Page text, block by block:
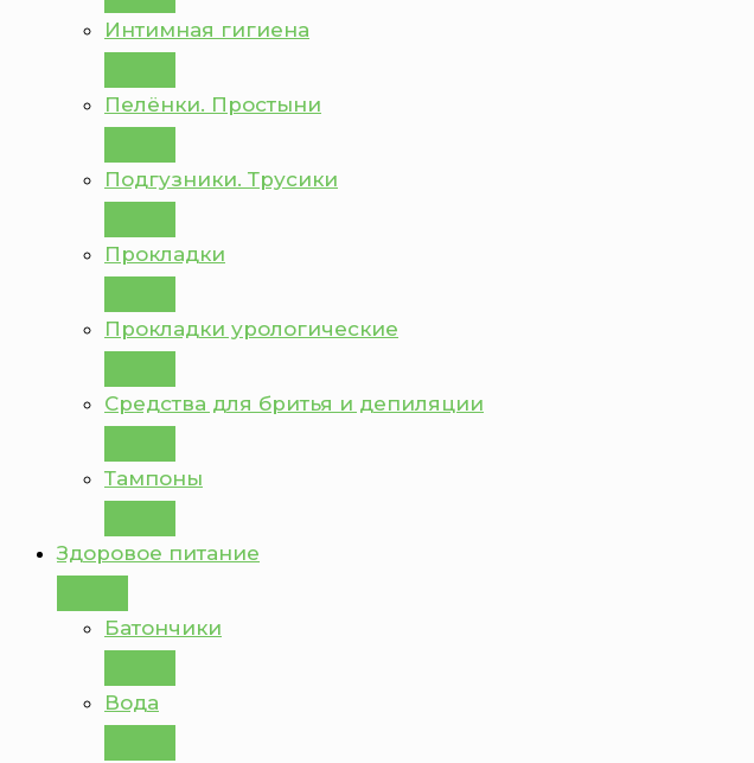
Интимная гигиена
Пелёнки. Простыни
Подгузники. Трусики
Прокладки
Прокладки урологические
Средства для бритья и депиляции
Тампоны
Здоровое питание
Батончики
Вода